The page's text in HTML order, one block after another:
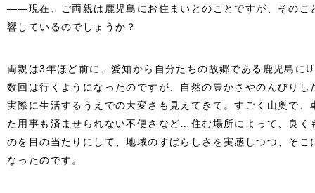
――現在、ご両親は鹿児島にお住まいとのことですが、そのこ
響しているのでしょうか？
両親は3年ほど前に、愛知から自分たちの故郷である鹿児島に
数回は行くようになったのですが、自然の豊かさやのんびり
実際に生活するうえでの大変さも見えてきて。すごく山奥で
た用事も済ませられない不便さなど…住む場所によって、良く
のを目の当たりにして、地域のすばらしさを実感しつつ、そ
なったのです。